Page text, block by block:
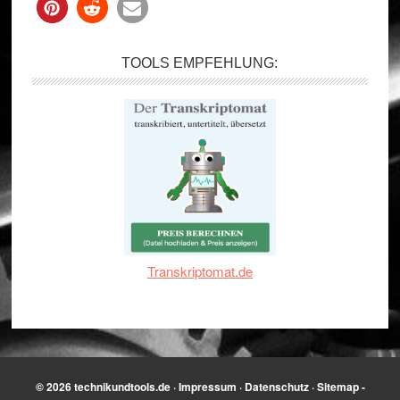
TOOLS EMPFEHLUNG:
Transkriptomat.de
© 2026technikundtools.de·Impressum · Datenschutz·Sitemap-